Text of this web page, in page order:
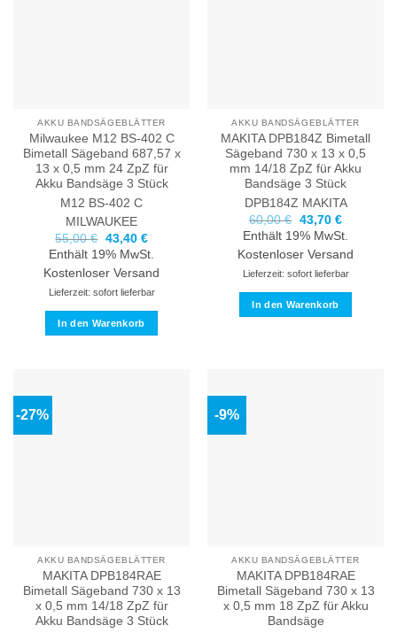
AKKU BANDSÄGEBLÄTTER
Milwaukee M12 BS-402 C
Bimetall Sägeband 687,57 x
13 x 0,5 mm 24 ZpZ für
Akku Bandsäge 3 Stück
M12 BS-402 C
MILWAUKEE
55,00€ Ursprünglicher
Preis
war:
55,00 €
43,40 €Aktueller
Preis
ist:
43,40 €.
Enthält 19% MwSt.
Kostenloser Versand
Lieferzeit: sofort lieferbar
In den Warenkorb
AKKU BANDSÄGEBLÄTTER
MAKITA DPB184Z Bimetall
Sägeband 730 x 13 x 0,5
mm 14/18 ZpZ für Akku
Bandsäge 3 Stück
DPB184Z MAKITA
60,00€ Ursprünglicher
Preis
war:
60,00 €
43,70 €Aktueller
Preis
ist:
43,70 €.
Enthält 19% MwSt.
Kostenloser Versand
Lieferzeit: sofort lieferbar
In den Warenkorb
-27%
AKKU BANDSÄGEBLÄTTER
MAKITA DPB184RAE
Bimetall Sägeband 730 x 13
x 0,5 mm 14/18 ZpZ für
Akku Bandsäge 3 Stück
-9%
AKKU BANDSÄGEBLÄTTER
MAKITA DPB184RAE
Bimetall Sägeband 730 x 13
x 0,5 mm 18 ZpZ für Akku
Bandsäge